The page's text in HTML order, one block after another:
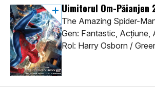
Uimitorul Om-Păianjen
The Amazing Spider-
Gen: Fantastic, Acţiune,
Rol: Harry Osborn /